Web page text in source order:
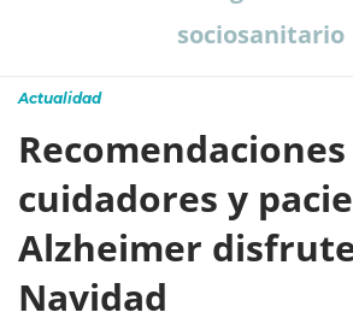
sociosanitario
Actualidad
cuidadores y
Alzheimer
Navidad